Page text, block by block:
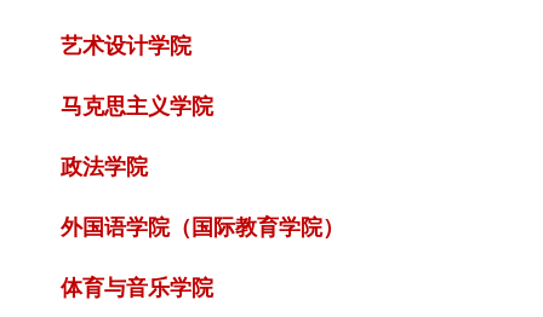
艺术设计学院
马克思主义学院
政法学院
外国语学院（国际教育学院）
体育与音乐学院